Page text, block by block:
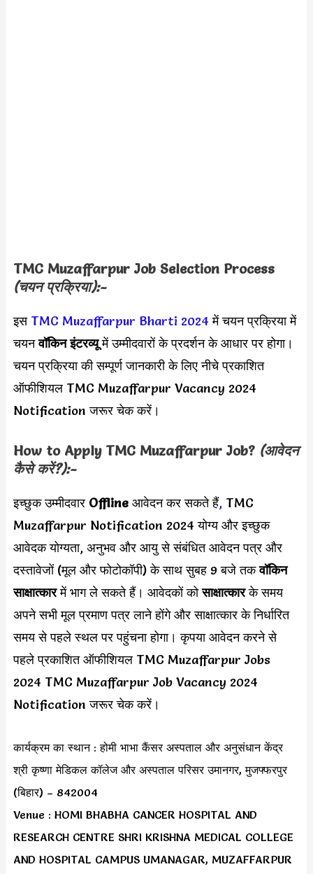
TMC Muzaffarpur Job Selection Process
(चयन प्रक्रिया):-
इस TMC Muzaffarpur Bharti 2024 में चयन प्रक्रिया में
चयनवॉकिन इंटरव्यूमें उम्मीदवारों के प्रदर्शन के आधार पर होगा।
चयन प्रक्रिया की सम्पूर्ण जानकारी के लिए नीचे प्रकाशित
ऑफीशियल TMC Muzaffarpur Vacancy 2024
Notification जरूर चेक करें।
How to Apply TMC Muzaffarpur Job?(आवेदन
कैसे करें?):-
इच्छुक उम्मीदवार Offline आवेदन कर सकते हैं,TMC
Muzaffarpur Notification 2024 योग्य और इच्छुक
आवेदक योग्यता, अनुभव और आयु से संबंधित आवेदन पत्र और
दस्तावेजों (मूल और फोटोकॉपी) के साथ सुबह 9 बजे तकवॉकिन
साक्षात्कारमें भाग ले सकते हैं। आवेदकों कोसाक्षात्कारके समय
अपने सभी मूल प्रमाण पत्र लाने होंगे और साक्षात्कार के निर्धारित
समय से पहले स्थल पर पहुंचना होगा। कृपया आवेदन करने से
पहले प्रकाशित ऑफीशियल TMC Muzaffarpur Jobs
2024 TMC Muzaffarpur Job Vacancy 2024
Notification जरूर चेक करें।
कार्यक्रम का स्थान : होमी भाभा कैंसर अस्पताल और अनुसंधान केंद्र
श्री कृष्णा मेडिकल कॉलेज और अस्पताल परिसर उमानगर, मुजफ्फरपुर
(बिहार) – 842004
Venue : HOMI BHABHA CANCER HOSPITAL AND
RESEARCH CENTRE SHRI KRISHNA MEDICAL COLLEGE
AND HOSPITAL CAMPUS UMANAGAR, MUZAFFARPUR